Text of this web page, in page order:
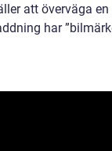
att överväga en
har